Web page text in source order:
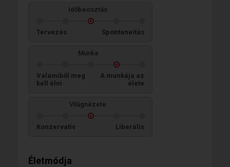
Időbeosztás
Tervezés Spontaneitás
Munka
Valamiből meg
kell élni
A munkája az
élete
Világnézete
Konzervatív Liberális
Életmódja